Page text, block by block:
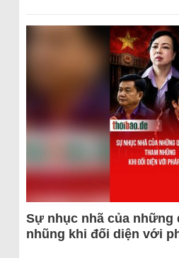
Sự nhục nhã của những
nhũng khi đối diện với